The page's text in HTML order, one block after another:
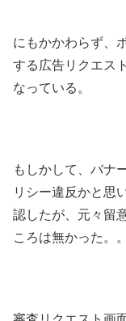
にもかかわらず、
する広告リクエス
なっている。
もしかして、バナ
リシー違反かと思
認したが、元々留
ころは無かった。。